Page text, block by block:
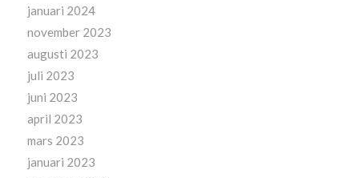
januari 2024
november 2023
augusti 2023
juli 2023
juni 2023
april 2023
mars 2023
januari 2023